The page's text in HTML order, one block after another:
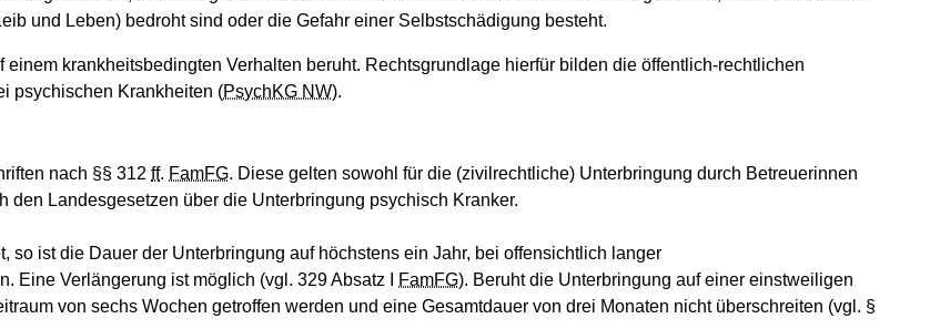
und Leben) bedroht sind oder die Gefahr einer Selbstschädigung besteht.
krankheitsbedingten Verhalten beruht. Rechtsgrundlage hierfür bilden die öffentlich-rechtlichen
psychischen Krankheiten (PsychKG NW).
nach §§ 312 ff. FamFG. Diese gelten sowohl für die (zivilrechtliche) Unterbringung durch Betreuerinnen
Landesgesetzen über die Unterbringung psychisch Kranker.
ist die Dauer der Unterbringung auf höchstens ein Jahr, bei offensichtlich langer
Eine Verlängerung ist möglich (vgl. 329 Absatz I
FamFG). Beruht die Unterbringung auf einer einstweiligen
von sechs Wochen getroffen werden und eine Gesamtdauer von drei Monaten nicht überschreiten (vgl. §